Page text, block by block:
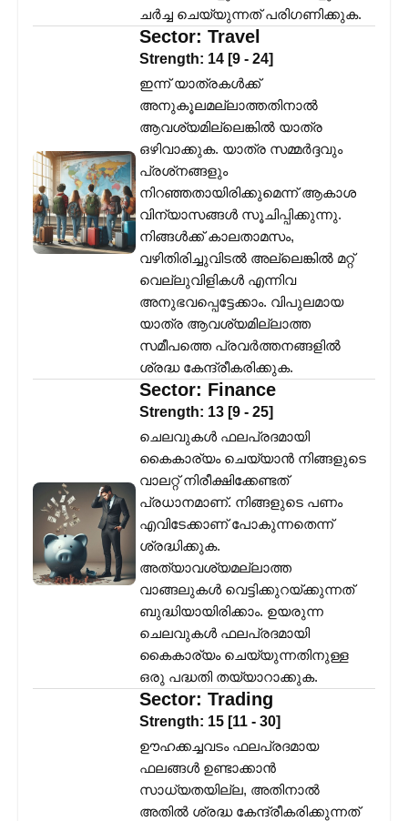
ചർച്ച ചെയ്യുന്നത് പരിഗണിക്കുക.
Sector: Travel
Strength: 14 [9 - 24]
ഇന്ന് യാത്രകൾക്ക്
അനുകൂലമല്ലാത്തതിനാൽ
ആവശ്യമില്ലെങ്കിൽ യാത്ര
ഒഴിവാക്കുക. യാത്ര സമ്മർദ്ദവും
പ്രശ്‌നങ്ങളും
നിറഞ്ഞതായിരിക്കുമെന്ന് ആകാശ
വിന്യാസങ്ങൾ സൂചിപ്പിക്കുന്നു.
നിങ്ങൾക്ക് കാലതാമസം,
വഴിതിരിച്ചുവിടൽ അല്ലെങ്കിൽ മറ്റ്
വെല്ലുവിളികൾ എന്നിവ
അനുഭവപ്പെട്ടേക്കാം. വിപുലമായ
യാത്ര ആവശ്യമില്ലാത്ത
സമീപത്തെ പ്രവർത്തനങ്ങളിൽ
ശ്രദ്ധ കേന്ദ്രീകരിക്കുക.
Sector: Finance
Strength: 13 [9 - 25]
ചെലവുകൾ ഫലപ്രദമായി
കൈകാര്യം ചെയ്യാൻ നിങ്ങളുടെ
വാലറ്റ് നിരീക്ഷിക്കേണ്ടത്
പ്രധാനമാണ്. നിങ്ങളുടെ പണം
എവിടേക്കാണ് പോകുന്നതെന്ന്
ശ്രദ്ധിക്കുക.
അത്യാവശ്യമല്ലാത്ത
വാങ്ങലുകൾ വെട്ടിക്കുറയ്ക്കുന്നത്
ബുദ്ധിയായിരിക്കാം. ഉയരുന്ന
ചെലവുകൾ ഫലപ്രദമായി
കൈകാര്യം ചെയ്യുന്നതിനുള്ള
ഒരു പദ്ധതി തയ്യാറാക്കുക.
Sector: Trading
Strength: 15 [11 - 30]
ഊഹക്കച്ചവടം ഫലപ്രദമായ
ഫലങ്ങൾ ഉണ്ടാക്കാൻ
സാധ്യതയില്ല, അതിനാൽ
അതിൽ ശ്രദ്ധ കേന്ദ്രീകരിക്കുന്നത്